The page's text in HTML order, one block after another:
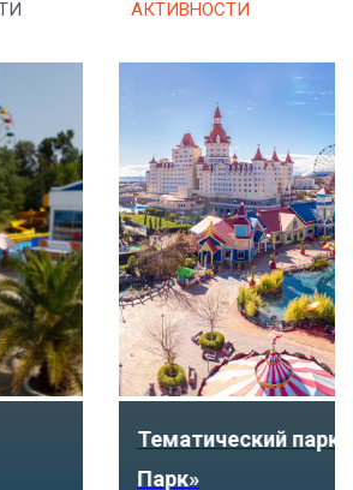
АКТИВНОСТИ
парк развлечений «Сочи